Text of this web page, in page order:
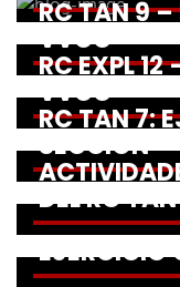
RC TAN 9 –
VVGG
RC EXPL
VVGG
RC TAN 7:
SECCION
DEL RC
EJERCICIO